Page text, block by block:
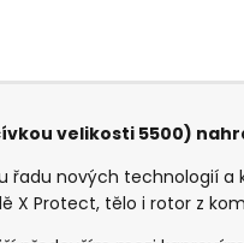
velikosti 5500)
řadu nových technologií a
X Protect, tělo i rotor z